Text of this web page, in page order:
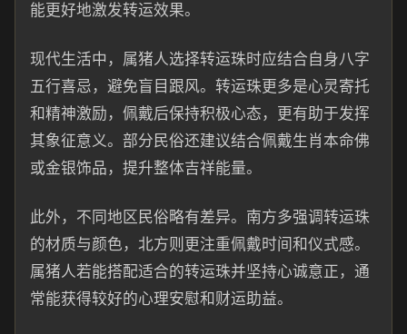
能更好地激发转运效果。
现代生活中，属猪人选择转运珠时应结合自身八字
五行喜忌，避免盲目跟风。转运珠更多是心灵寄托
和精神激励，佩戴后保持积极心态，更有助于发挥
其象征意义。部分民俗还建议结合佩戴生肖本命佛
或金银饰品，提升整体吉祥能量。
此外，不同地区民俗略有差异。南方多强调转运珠
的材质与颜色，北方则更注重佩戴时间和仪式感。
属猪人若能搭配适合的转运珠并坚持心诚意正，通
常能获得较好的心理安慰和财运助益。